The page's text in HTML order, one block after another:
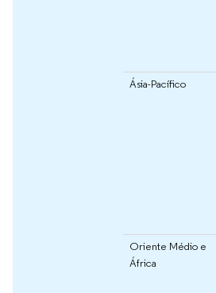
Ásia-Pacífico
Oriente Médio e
África